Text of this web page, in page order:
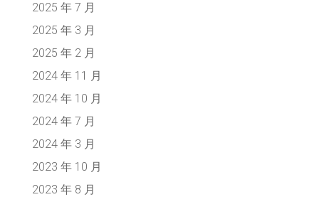
2025 年 7 月
2025 年 3 月
2025 年 2 月
2024 年 11 月
2024 年 10 月
2024 年 7 月
2024 年 3 月
2023 年 10 月
2023 年 8 月